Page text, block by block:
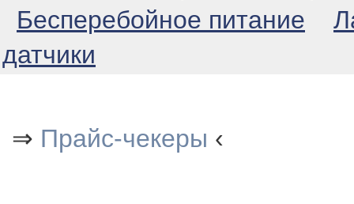
Бесперебойное питание
датчики
⇒ Прайс-чекеры ‹